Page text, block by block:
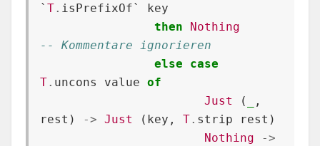
`T. isPrefixOf`
key
then
Nothing
-- Kommentare ignorieren
else
case
T. uncons value of
Just
(
,
rest ) -> Just ( key , T. strip rest )
Nothing
->